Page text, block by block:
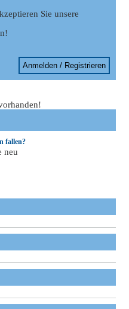
Sie unsere
Anmelden / Registrieren
fallen?
neu